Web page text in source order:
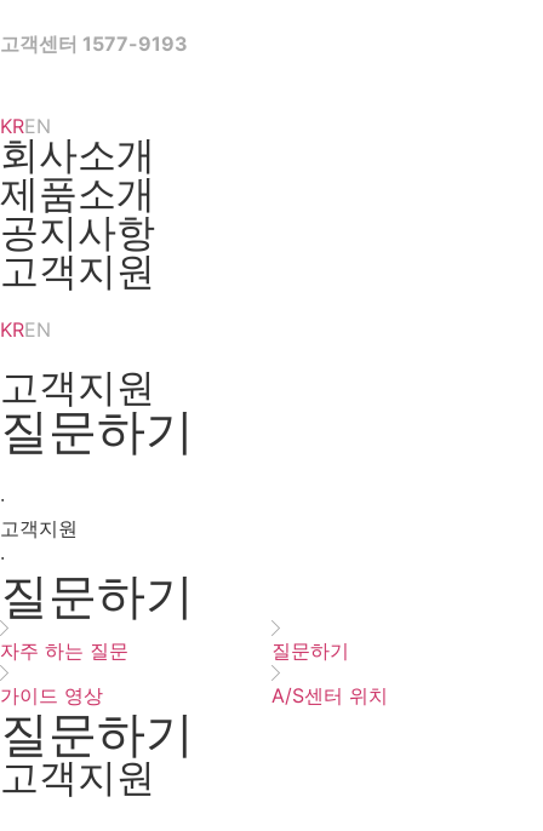
to
고객센터 1577-9193
KREN
회사소개
제품소개
공지사항
고객지원
KREN
고객지원
질문하기
·
고객지원
·
질문하기
자주 하는 질문
질문하기
가이드 영상
A/S센터 위치
질문하기
고객지원